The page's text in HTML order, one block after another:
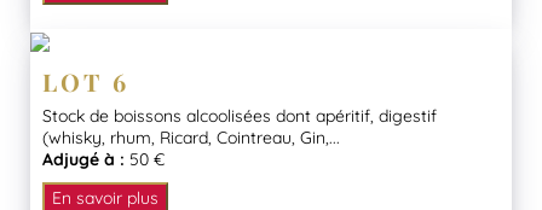
LOT 6
Stock de boissons alcoolisées dont apéritif, digestif
(whisky, rhum, Ricard, Cointreau, Gin,...
Adjugé à : 50 €
En savoir plus